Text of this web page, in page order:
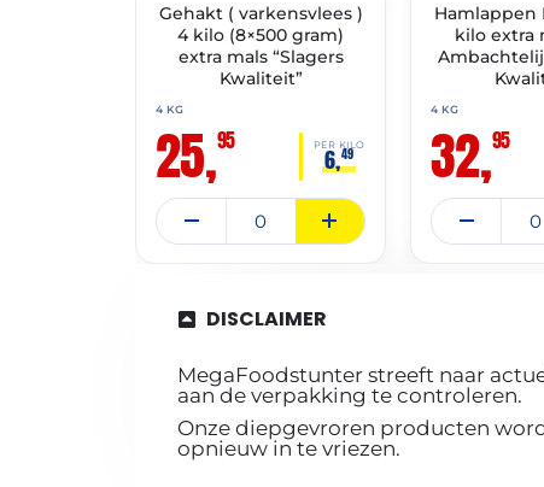
✓ VAST ASSORTIMENT
Gehakt ( varkensvlees )
4 kilo (8×500 gram)
extra mals “Slagers
Kwaliteit”
4 KG
25,95 PER KILO
6,49
✓ VAST
Hamlappen
kilo extra
4 KG
32,95
DISCLAIMER
MegaFoodstunter streeft naar
aan de verpakking te controleren.
Onze diepgevroren producten
opnieuw in te vriezen.